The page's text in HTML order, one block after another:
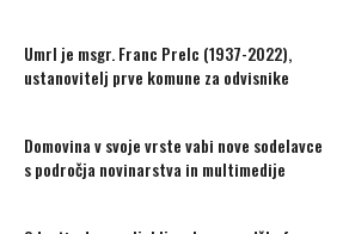
Umrl je msgr. Franc Prelc (1937-2022),
ustanovitelj prve komune za odvisnike
Domovina v svoje vrste vabi nove sodelavce
s področja novinarstva in multimedije